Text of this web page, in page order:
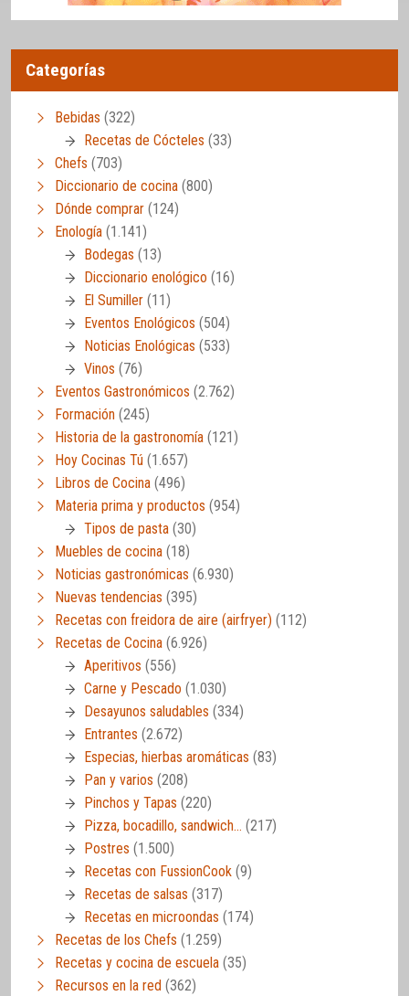
Categorías
Bebidas (322)
Recetas de Cócteles (33)
Chefs (703)
Diccionario de cocina (800)
Dónde comprar (124)
Enología (1.141)
Bodegas (13)
Diccionario enológico (16)
El Sumiller (11)
Eventos Enológicos (504)
Noticias Enológicas (533)
Vinos (76)
Eventos Gastronómicos (2.762)
Formación (245)
Historia de la gastronomía (121)
Hoy Cocinas Tú (1.657)
Libros de Cocina (496)
Materia prima y productos (954)
Tipos de pasta (30)
Muebles de cocina (18)
Noticias gastronómicas (6.930)
Nuevas tendencias (395)
Recetas con freidora de aire (airfryer) (112)
Recetas de Cocina (6.926)
Aperitivos (556)
Carne y Pescado (1.030)
Desayunos saludables (334)
Entrantes (2.672)
Especias, hierbas aromáticas (83)
Pan y varios (208)
Pinchos y Tapas (220)
Pizza, bocadillo, sandwich… (217)
Postres (1.500)
Recetas con FussionCook (9)
Recetas de salsas (317)
Recetas en microondas (174)
Recetas de los Chefs (1.259)
Recetas y cocina de escuela (35)
Recursos en la red (362)